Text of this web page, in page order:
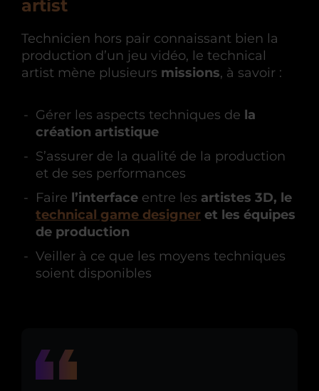
artist
Technicien hors pair connaissant bien la
production d’un jeu vidéo, le technical
artist mène plusieurs missions, à savoir :
Gérer les aspects techniques de la
création artistique
S’assurer de la qualité de la production
et de ses performances
Faire l’interface entre les artistes 3D, le
technical game designer et les équipes
de production
Veiller à ce que les moyens techniques
soient disponibles